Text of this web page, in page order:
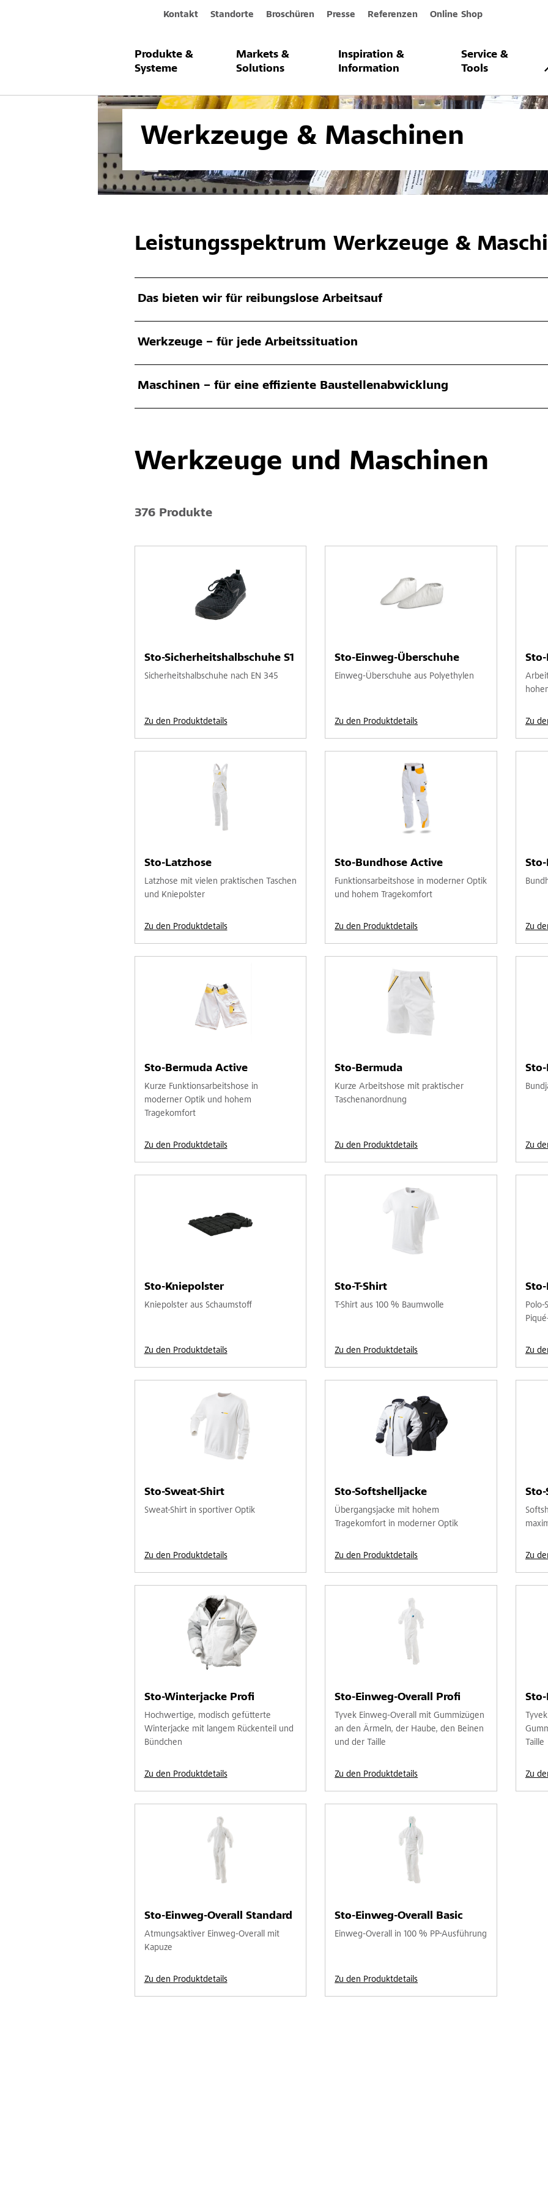
Kontakt Standorte Broschüren Presse Referenzen Online Shop
Produkte &
Systeme
Markets &
Solutions
Inspiration &
Information
Service &
Tools
Produkte & Systeme Werkzeuge und Maschinen
Werkzeuge & Maschinen
Leistungsspektrum Werkzeuge &
Das bieten wir für reibungslose Arbeitsauf
Werkzeuge – für jede Arbeitssituation
Maschinen – für eine effiziente Baustellenabwicklung
Werkzeuge und Maschinen
376 Produkte
Sto-Sicherheitshalbschuhe S1
Sicherheitshalbschuhe nach EN 345
Zu den Produktdetails
Sto-Einweg-Überschuhe
Einweg-Überschuhe aus Polyethylen
Zu den Produktdetails Zu
Sto-Latzhose
Latzhose mit vielen praktischen Taschen
und Kniepolster
Zu den Produktdetails
Sto-Bundhose Active
Funktionsarbeitshose in moderner Optik
und hohem Tragekomfort
Zu den Produktdetails Zu
Sto-Bermuda Active
Kurze Funktionsarbeitshose in
moderner Optik und hohem
Tragekomfort
Zu den Produktdetails
Sto-Bermuda
Kurze Arbeitshose mit praktischer
Taschenanordnung
Zu den Produktdetails Zu
Sto-Kniepolster
Kniepolster aus Schaumstoff
Zu den Produktdetails
Sto-T-Shirt
T-Shirt aus 100 % Baumwolle
Zu den Produktdetails
Polo-
Zu
Sto-Sweat-Shirt
Sweat-Shirt in sportiver Optik
Zu den Produktdetails
Sto-Softshelljacke
Übergangsjacke mit hohem
Tragekomfort in moderner Optik
Zu den Produktdetails Zu
Sto-Winterjacke Profi
Hochwertige, modisch gefütterte
Winterjacke mit langem Rückenteil und
Bündchen
Zu den Produktdetails
Sto-Einweg-Overall Profi
Tyvek Einweg-Overall mit Gummizügen
an den Ärmeln, der Haube, den Beinen
und der Taille
Zu den Produktdetails
Taille
Zu
Sto-Einweg-Overall Standard
Atmungsaktiver Einweg-Overall mit
Kapuze
Zu den Produktdetails
Sto-Einweg-Overall Basic
Einweg-Overall in 100 % PP-Ausführung
Zu den Produktdetails